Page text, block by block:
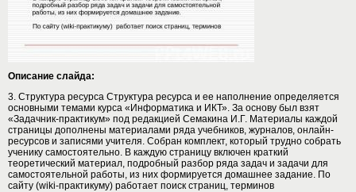
Описание слайда:
3. Структура ресурса Структура ресурса и ее наполнение определяется
основными темами курса «Информатика и ИКТ». За основу был взят
«Задачник-практикум» под редакцией Семакина И.Г. Материалы каждой
страницы дополнены материалами ряда учебников, журналов, онлайн-
ресурсов и записями учителя. Собран комплект, который трудно собрать
ученику самостоятельно. В каждую страницу включен краткий
теоретический материал, подробный разбор ряда задач и задачи для
самостоятельной работы, из них формируется домашнее задание. По
сайту (wiki-практикуму) работает поиск страниц, терминов